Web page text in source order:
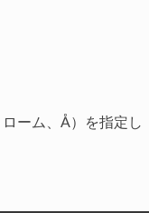
ーム、Å）を指定し